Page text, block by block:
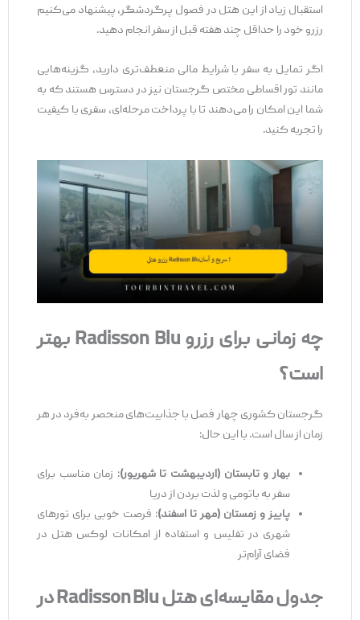
استقبال زیاد از این هتل در فصول پرگردشگر، پیشنهاد می‌کنیم
رزرو خود را حداقل چند هفته قبل از سفر انجام دهید.
اگر تمایل به سفر با شرایط مالی منعطف‌تری دارید، گزینه‌هایی
مانند تور اقساطی مختص گرجستان نیز در دسترس هستند که به
شما این امکان را می‌دهند تا با پرداخت مرحله‌ای، سفری با کیفیت
را تجربه کنید.
چه زمانی برای رزروRadisson Blu
بهتر
است؟
گرجستان کشوری چهار فصل با جذابیت‌های منحصر به‌فرد در هر
زمان از سال است. با این حال:
بهار و تابستان (اردیبهشت تا شهریور): زمان مناسب برای
سفر به باتومی و لذت بردن از دریا
پاییز و زمستان (مهر تا اسفند): فرصت خوبی برای تورهای
شهری در تفلیس و استفاده از امکانات لوکس هتل در
فضای آرام‌تر
جدول مقایسه‌ای هتلRadisson Blu
در